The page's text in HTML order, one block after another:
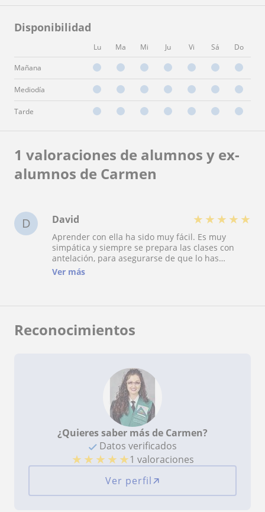
Disponibilidad
Lu Ma Mi Ju Vi Sá Do
Mañana
Mediodía
Tarde
1 valoraciones de alumnos y ex-
alumnos de Carmen
D David ★ ★ ★ ★ ★
Aprender con ella ha sido muy fácil. Es muy
simpática y siempre se prepara las clases con
antelación, para asegurarse de que lo has
entendido y saber si avanzar o no. La recomiendo
Ver más
Reconocimientos
¿Quieres saber más de Carmen?
Datos verificados
★ ★ ★ ★ ★1 valoraciones
Ver perfil